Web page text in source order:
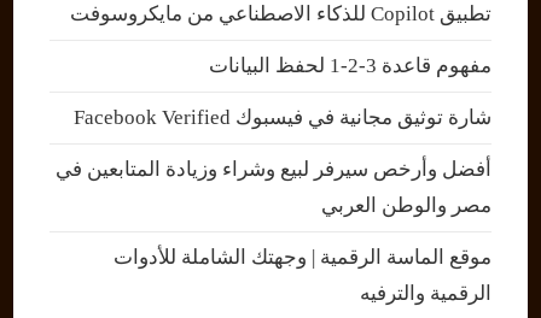
تطبيق Copilot للذكاء الاصطناعي من مايكروسوفت
مفهوم قاعدة 3-2-1 لحفظ البيانات
شارة توثيق مجانية في فيسبوك Facebook Verified
أفضل وأرخص سيرفر لبيع وشراء وزيادة المتابعين في
مصر والوطن العربي
موقع الماسة الرقمية | وجهتك الشاملة للأدوات
الرقمية والترفيه